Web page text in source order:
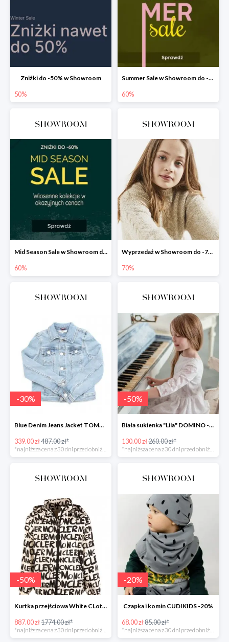
Zniżki do -50% w Showroom
50%
Summer Sale w Showroom do -60%
60%
Mid Season Sale w Showroom do -60%
60%
Wyprzedaż w Showroom do -70%
70%
-30%
Blue Denim Jeans Jacket TOMMY HILFIGER -30%
339.00 zł487.00 zł*
-50%
Biała sukienka "Lila" DOMINO -50%
130.00 zł260.00 zł*
-50%
Kurtka przejściowa White CLothing MONCLER -50%
887.00 zł1774.00 zł*
*najniższa cena z 30 dni przed obniżką
-20%
Czapka i komin CUDIKIDS -20%
68.00 zł85.00 zł*
*najniższa cena z 30 dni przed obniżką